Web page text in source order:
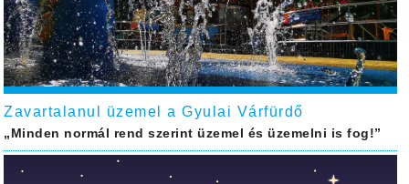
Zavartalanul üzemel a Gyulai Várfürdő
„Minden normál rend szerint üzemel és üzemelni is fog!”